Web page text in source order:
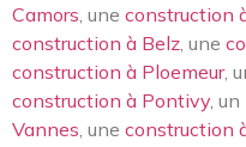
Camors , une construction
construction à Belz , une
construction à Ploemeur,
construction à Pontivy , un
Vannes , une construction